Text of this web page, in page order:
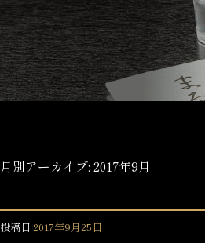
月別アーカイブ: 2017年9月
投稿日 2017年9月25日